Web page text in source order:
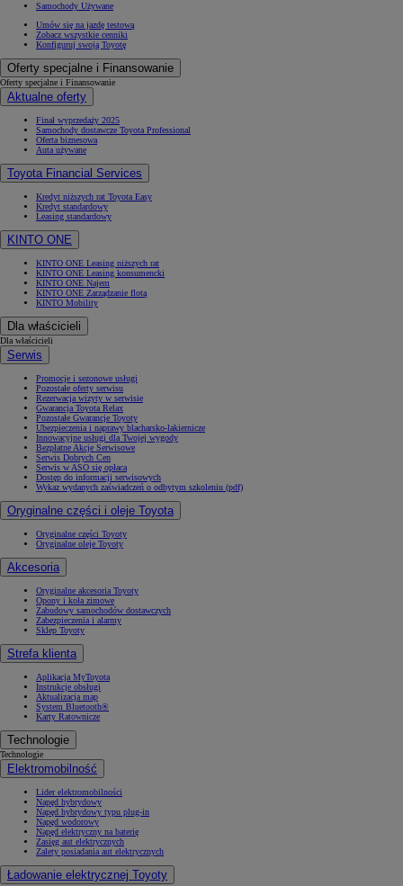
Samochody Używane
Umów się na jazdę testową
Zobacz wszystkie cenniki
Konfiguruj swoją Toyotę
Oferty specjalne i Finansowanie
Oferty specjalne i Finansowanie
Aktualne oferty
Finał wyprzedaży 2025
Samochody dostawcze Toyota Professional
Oferta biznesowa
Auta używane
Toyota Financial Services
Kredyt niższych rat Toyota Easy
Kredyt standardowy
Leasing standardowy
KINTO ONE
KINTO ONE Leasing niższych rat
KINTO ONE Leasing konsumencki
KINTO ONE Najem
KINTO ONE Zarządzanie flotą
KINTO Mobility
Dla właścicieli
Dla właścicieli
Serwis
Promocje i sezonowe usługi
Pozostałe oferty serwisu
Rezerwacja wizyty w serwisie
Gwarancja Toyota Relax
Pozostałe Gwarancje Toyoty
Ubezpieczenia i naprawy blacharsko-lakiernicze
Innowacyjne usługi dla Twojej wygody
Bezpłatne Akcje Serwisowe
Serwis Dobrych Cen
Serwis w ASO się opłaca
Dostęp do informacji serwisowych
Wykaz wydanych zaświadczeń o odbytym szkoleniu (pdf)
Oryginalne części i oleje Toyota
Oryginalne części Toyoty
Oryginalne oleje Toyoty
Akcesoria
Oryginalne akcesoria Toyoty
Opony i koła zimowe
Zabudowy samochodów dostawczych
Zabezpieczenia i alarmy
Sklep Toyoty
Strefa klienta
Aplikacja MyToyota
Instrukcje obsługi
Aktualizacja map
System Bluetooth®
Karty Ratownicze
Technologie
Technologie
Elektromobilność
Lider elektromobilności
Napęd hybrydowy
Napęd hybrydowy typu plug-in
Napęd wodorowy
Napęd elektryczny na baterię
Zasięg aut elektrycznych
Zalety posiadania aut elektrycznych
Ładowanie elektrycznej Toyoty